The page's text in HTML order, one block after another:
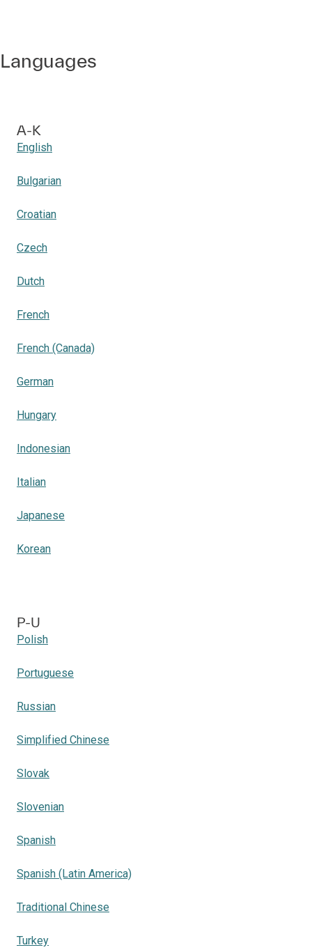
Languages
A-K
English
Bulgarian
Croatian
Czech
Dutch
French
French (Canada)
German
Hungary
Indonesian
Italian
Japanese
Korean
P-U
Polish
Portuguese
Russian
Simplified Chinese
Slovak
Slovenian
Spanish
Spanish (Latin America)
Traditional Chinese
Turkey